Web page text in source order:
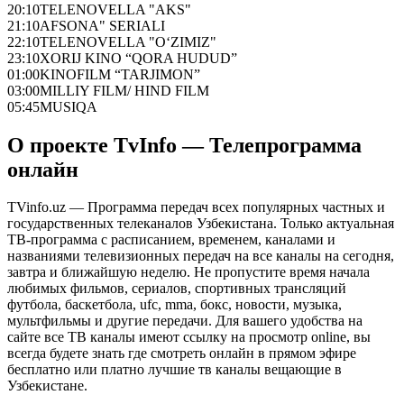
20:10TELENOVELLA "AKS"
21:10AFSONA" SERIALI
22:10TELENOVELLA "O‘ZIMIZ"
23:10XORIJ KINO “QORA HUDUD”
01:00KINOFILM “TARJIMON”
03:00MILLIY FILM/ HIND FILM
05:45MUSIQA
О проекте TvInfo — Телепрограмма
онлайн
TVinfo.uz — Программа передач всех популярных частных и
государственных телеканалов Узбекистана. Только актуальная
ТВ-программа с расписанием, временем, каналами и
названиями телевизионных передач на все каналы на сегодня,
завтра и ближайшую неделю. Не пропустите время начала
любимых фильмов, сериалов, спортивных трансляций
футбола, баскетбола, ufc, mma, бокс, новости, музыка,
мультфильмы и другие передачи. Для вашего удобства на
сайте все ТВ каналы имеют ссылку на просмотр online, вы
всегда будете знать где смотреть онлайн в прямом эфире
бесплатно или платно лучшие тв каналы вещающие в
Узбекистане.